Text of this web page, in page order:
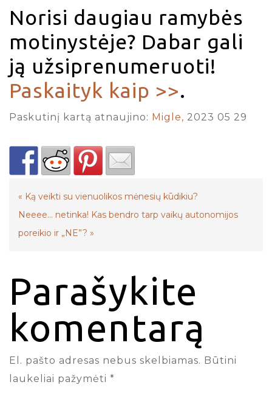
Norisi daugiau ramybės
motinystėje? Dabar gali
ją užsiprenumeruoti!
Paskaityk kaip >>.
Paskutinį kartą atnaujino: Migle, 2023 05 29
« Ką veikti su vienuolikos mėnesių kūdikiu?
Neeee… netinka! Kas bendro tarp vaikų autonomijos
poreikio ir „NE”? »
Parašykite
komentarą
El. pašto adresas nebus skelbiamas. Būtini
laukeliai pažymėti *